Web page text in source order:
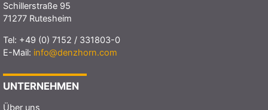
Schillerstraße 95
71277 Rutesheim
Tel: +49 (0) 7152 / 331803-0
E-Mail: info@denzhorn.com
UNTERNEHMEN
Über uns